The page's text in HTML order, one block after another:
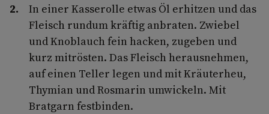
In einer Kasserolle etwas Öl erhitzen und das
Fleisch rundum kräftig anbraten. Zwiebel
und Knoblauch fein hacken, zugeben und
kurz mitrösten. Das Fleisch herausnehmen,
auf einen Teller legen und mit Kräuterheu,
Thymian und Rosmarin umwickeln. Mit
Bratgarn festbinden.